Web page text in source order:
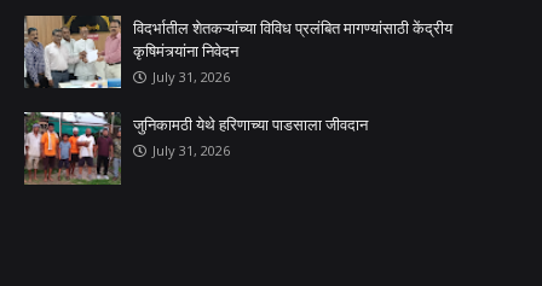
विदर्भातील शेतकऱ्यांच्या विविध प्रलंबित मागण्यांसाठी केंद्रीय
कृषिमंत्र्यांना निवेदन
July 31, 2026
जुनिकामठी येथे हरिणाच्या पाडसाला जीवदान
July 31, 2026